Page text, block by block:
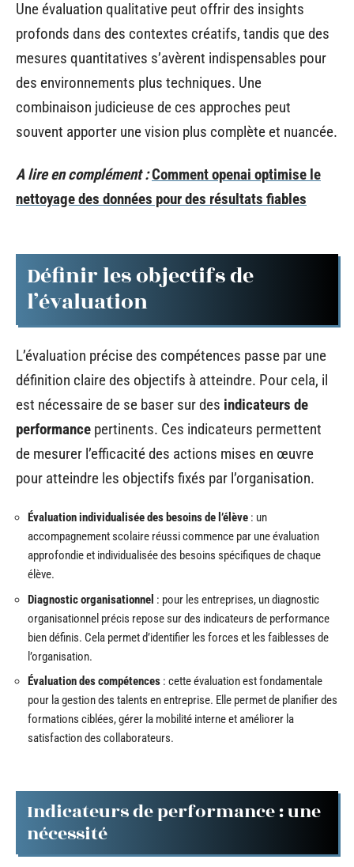
Une évaluation qualitative peut offrir des insights
profonds dans des contextes créatifs, tandis que des
mesures quantitatives s’avèrent indispensables pour
des environnements plus techniques. Une
combinaison judicieuse de ces approches peut
souvent apporter une vision plus complète et nuancée.
A lire en complément :Comment openai optimise le
nettoyage des données pour des résultats fiables
Définir les objectifs de
l’évaluation
L’évaluation précise des compétences passe par une
définition claire des objectifs à atteindre. Pour cela, il
est nécessaire de se baser sur des indicateurs de
performance pertinents. Ces indicateurs permettent
de mesurer l’efficacité des actions mises en œuvre
pour atteindre les objectifs fixés par l’organisation.
Évaluation individualisée des besoins de l’élève : un
accompagnement scolaire réussi commence par une évaluation
approfondie et individualisée des besoins spécifiques de chaque
élève.
Diagnostic organisationnel : pour les entreprises, un diagnostic
organisationnel précis repose sur des indicateurs de performance
bien définis. Cela permet d’identifier les forces et les faiblesses de
l’organisation.
Évaluation des compétences : cette évaluation est fondamentale
pour la gestion des talents en entreprise. Elle permet de planifier des
formations ciblées, gérer la mobilité interne et améliorer la
satisfaction des collaborateurs.
Indicateurs de performance : une
nécessité